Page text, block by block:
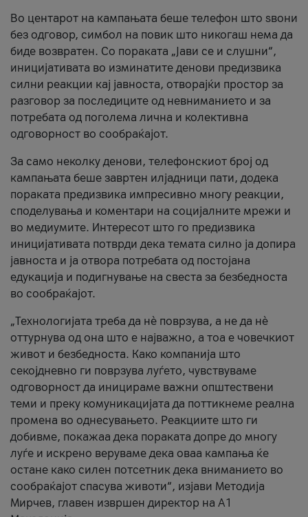
Во центарот на кампањата беше телефон што ѕвони
без одговор, симбол на повик што никогаш нема да
биде возвратен. Со пораката „Јави се и слушни“,
иницијативата во изминатите денови предизвика
силни реакции кај јавноста, отворајќи простор за
разговор за последиците од невниманието и за
потребата од поголема лична и колективна
одговорност во сообраќајот.
За само неколку денови, телефонскиот број од
кампањата беше завртен илјадници пати, додека
пораката предизвика импресивно многу реакции,
споделувања и коментари на социјалните мрежи и
во медиумите. Интересот што го предизвика
иницијативата потврди дека темата силно ја допира
јавноста и ја отвора потребата од постојана
едукација и подигнување на свеста за безбедноста
во сообраќајот.
„Технологијата треба да нè поврзува, а не да нè
оттурнува од она што е најважно, а тоа е човечкиот
живот и безбедноста. Како компанија што
секојдневно ги поврзува луѓето, чувствуваме
одговорност да иницираме важни општествени
теми и преку комуникацијата да поттикнеме реална
промена во однесувањето. Реакциите што ги
добивме, покажаа дека пораката допре до многу
луѓе и искрено веруваме дека оваа кампања ќе
остане како силен потсетник дека вниманието во
сообраќајот спасува животи“, изјави Методија
Мирчев, главен извршен директор на А1